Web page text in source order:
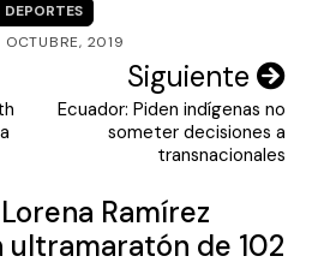
DEPORTES
OCTUBRE, 2019
Siguiente
Ecuador: Piden indígenas no
someter decisiones a
transnacionales
Ramírez
de 102